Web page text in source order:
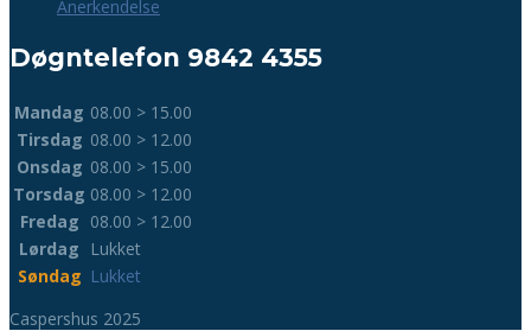
Anerkendelse
Døgntelefon 9842 4355
Mandag 08.00 > 15.00
Tirsdag 08.00 > 12.00
Onsdag 08.00 > 15.00
Torsdag 08.00 > 12.00
Fredag 08.00 > 12.00
Lørdag
Lukket
Søndag Lukket
Caspershus 2025